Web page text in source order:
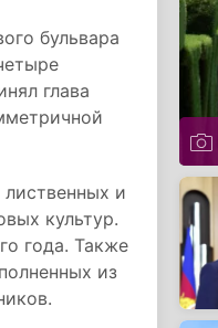
бульвара
глава
и
культур.
года. Также
из